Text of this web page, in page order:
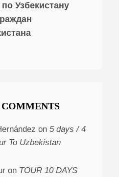
Узбекистану
on 5 days / 4
To Uzbekistan
on TOUR 10 DAYS